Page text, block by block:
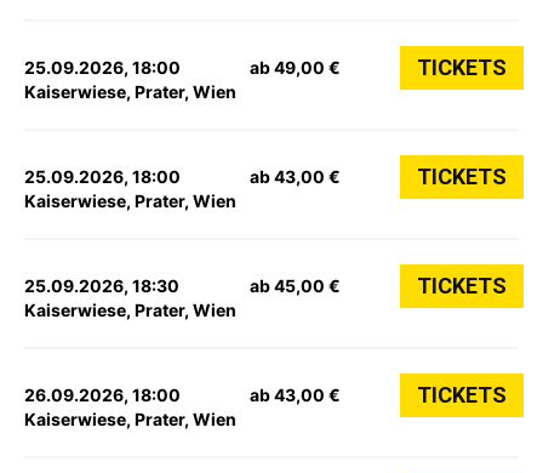
25.09.2026, 18:00
Kaiserwiese, Prater, Wien
ab 49,00 € TICKETS
25.09.2026, 18:00
Kaiserwiese, Prater, Wien
ab 43,00 € TICKETS
25.09.2026, 18:30
Kaiserwiese, Prater, Wien
ab 45,00 € TICKETS
26.09.2026, 18:00
Kaiserwiese, Prater, Wien
ab 43,00 € TICKETS